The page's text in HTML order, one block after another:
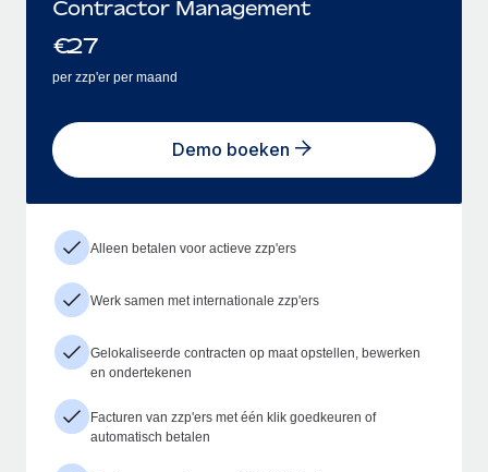
Contractor Management
€27
per zzp'er per maand
Demo boeken
Alleen betalen voor actieve zzp'ers
Werk samen met internationale zzp'ers
Gelokaliseerde contracten op maat opstellen, bewerken
en ondertekenen
Facturen van zzp'ers met één klik goedkeuren of
automatisch betalen